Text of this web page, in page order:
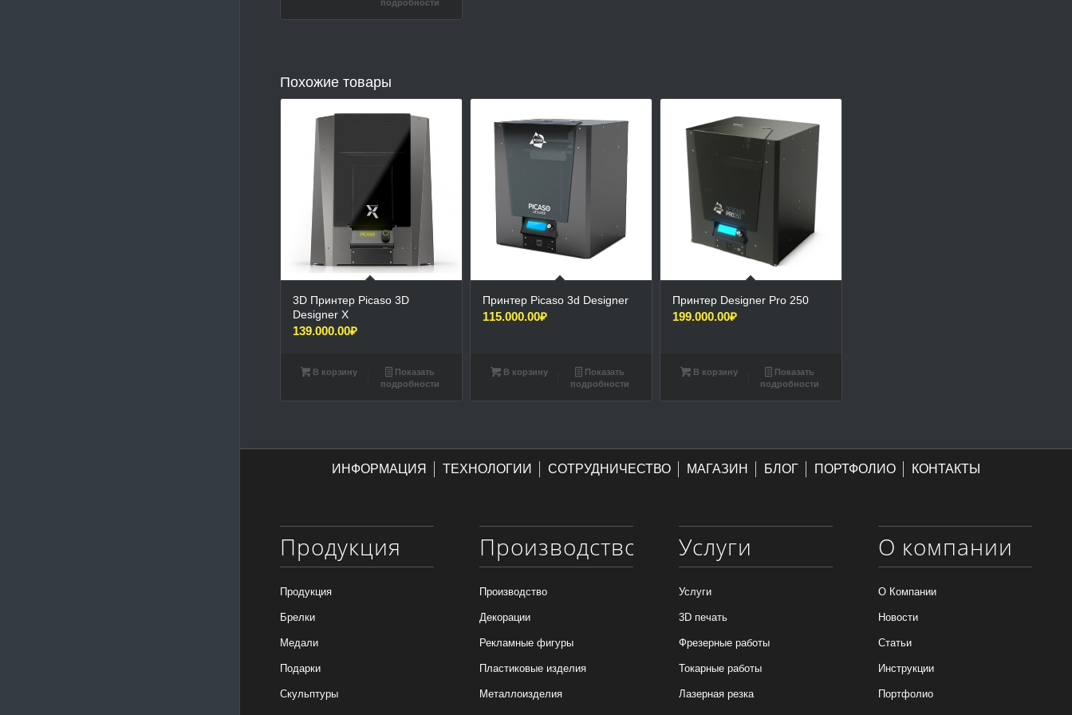
подробности
Похожие товары
3D Принтер Picaso 3D
Designer X
139.000.00₽
В корзину
Показать
подробности
Принтер Picaso 3d Designer
115.000.00₽
В корзину
Показать
подробности
Принтер Designer Pro 250
199.000.00₽
В корзину
Показать
подробности
ИНФОРМАЦИЯ ТЕХНОЛОГИИ СОТРУДНИЧЕСТВО МАГАЗИН БЛОГ ПОРТФОЛИО КОНТАКТЫ
Продукция
Продукция
Брелки
Медали
Подарки
Скульптуры
Производство
Производство
Декорации
Рекламные фигуры
Пластиковые изделия
Металлоизделия
Услуги
Услуги
3D печать
Фрезерные работы
Токарные работы
Лазерная резка
О компании
О Компании
Новости
Статьи
Инструкции
Портфолио